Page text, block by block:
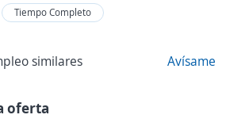
Tiempo Completo
similares Avísame
oferta